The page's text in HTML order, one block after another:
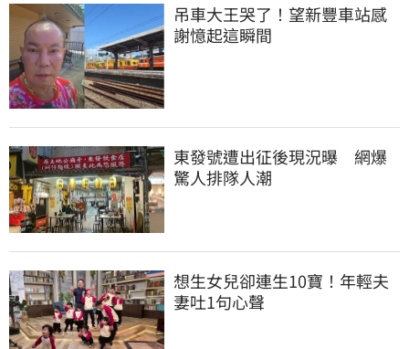
吊車大王哭了！望新豐車站感
謝憶起這瞬間
東發號遭出征後現況曝　網爆
驚人排隊人潮
想生女兒卻連生10寶！年輕夫
妻吐1句心聲